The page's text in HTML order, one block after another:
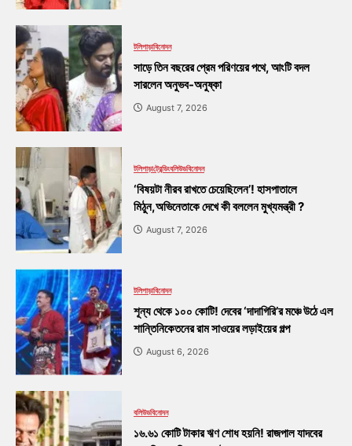
টলিপাড়াবিনোদন
সাড়ে তিন বছরের প্রেম পরিণয়ের পথে, আংটি বদল
সারলেন অনুভব-অনুষ্কা
August 7, 2026
টলিপাড়াট্রেন্ডিংবলিউডবিনোদন
‘বিষয়টা নীরব রাখতে চেয়েছিলেন’! হাসপাতালে
মিঠুন,অভিনেতাকে দেখে কী বললেন মুখ্যমন্ত্রী ?
August 7, 2026
টলিপাড়াবিনোদন
শূন্য থেকে ১০০ কোটি! দেবের ‘দাদাগিরি’র মঞ্চে উঠে এল
শান্তিনিকেতনের রাম সাওয়ের লড়াইয়ের গল্প
August 6, 2026
বলিউডবিনোদন
১৬.৬১ কোটি টাকার ঋণ শোধ হয়নি! রাজপাল যাদবের